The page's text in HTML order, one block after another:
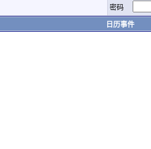
密码
日历事件